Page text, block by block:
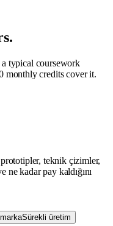
typical coursework
monthly credits cover it.
teknik çizimler,
ne kadar pay kaldığını
Sürekli üretim